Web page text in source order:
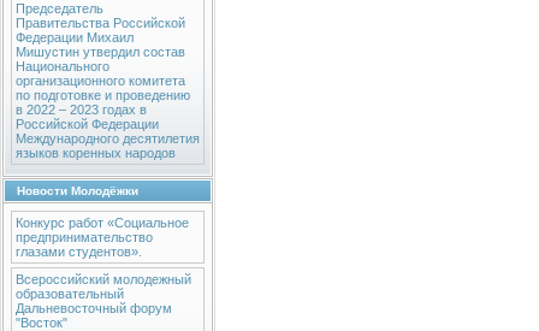
Председатель
Правительства Российской
Федерации Михаил
Мишустин утвердил состав
Национального
организационного комитета
по подготовке и проведению
в 2022 – 2023 годах в
Российской Федерации
Международного десятилетия
языков коренных народов
Новости Молодёжки
Конкурс работ «Социальное
предпринимательство
глазами студентов».
Всероссийский молодежный
образовательный
Дальневосточный форум
"Восток"